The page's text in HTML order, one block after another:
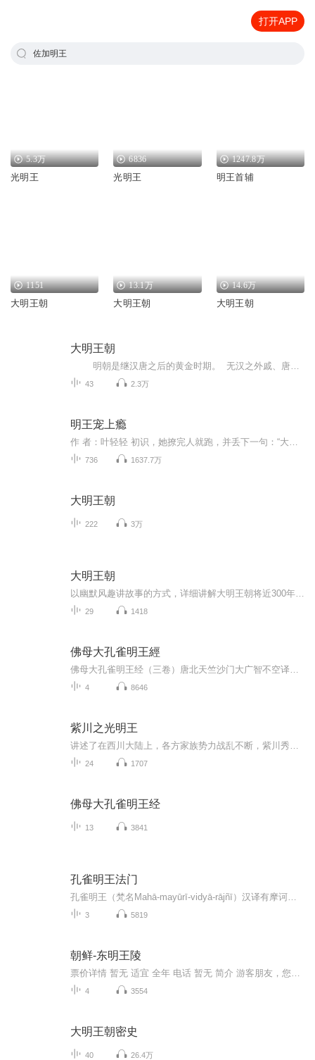
打开APP
佐加明王
5.3万
光明王
6836
光明王
1247.8万
明王首辅
1151
大明王朝
13.1万
大明王朝
14.6万
大明王朝
大明王朝
43 2.3万
明王宠上瘾
736 1637.7万
大明王朝
222 3万
大明王朝
29 1418
佛母大孔雀明王經
4 8646
紫川之光明王
24 1707
佛母大孔雀明王经
13 3841
孔雀明王法门
3 5819
朝鲜-东明王陵
4 3554
大明王朝密史
40 26.4万